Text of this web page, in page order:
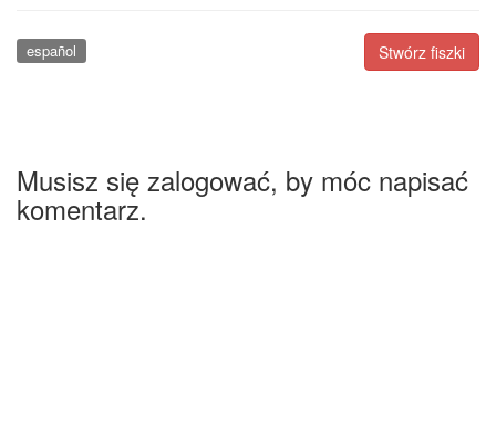
Stwórz fiszki
español
Musisz się zalogować, by móc napisać
komentarz.